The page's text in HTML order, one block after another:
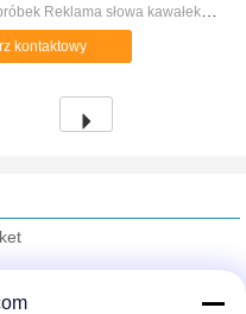
Reklama słowa kawałek
Pracuj cięcia 2.
☆ Reklama słowa ...
kontaktowy